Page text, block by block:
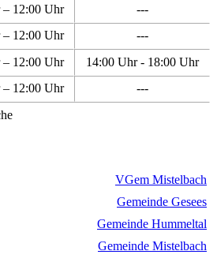
12:00 Uhr
---
12:00 Uhr
---
12:00 Uhr
14:00 Uhr - 18:00 Uhr
12:00 Uhr
---
VGem Mistelbach
Gemeinde Gesees
Gemeinde Hummeltal
Gemeinde Mistelbach